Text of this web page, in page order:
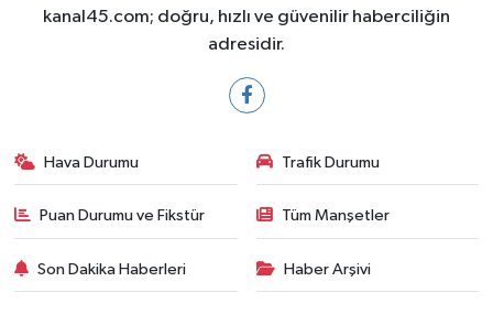
kanal45.com; doğru, hızlı ve güvenilir haberciliğin
adresidir.
Hava Durumu Trafik Durumu
Puan Durumu ve Fikstür Tüm Manşetler
Son Dakika Haberleri Haber Arşivi